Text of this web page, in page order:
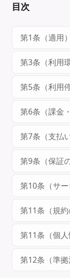
目次
第1条（適用）
第3条（利用
第5条（利用
第6条（課金
第7条（支払い
第9条（保証
第10条（サー
第11条（規約
第11条（個人
第12条（準拠